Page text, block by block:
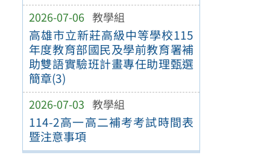
2026-07-06 教學組
高雄市立新莊高級中等學校115
年度教育部國民及學前教育署補
助雙語實驗班計畫專任助理甄選
簡章(3)
2026-07-03 教學組
114-2高一高二補考考試時間表
暨注意事項